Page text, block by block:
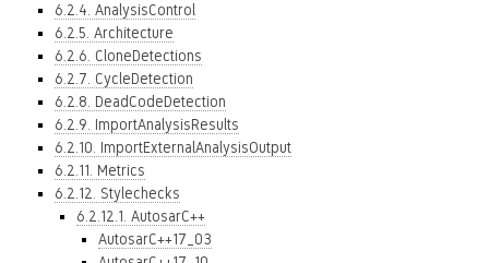
6.2.4. AnalysisControl
6.2.5. Architecture
6.2.6. CloneDetections
6.2.7. CycleDetection
6.2.8. DeadCodeDetection
6.2.9. ImportAnalysisResults
6.2.10. ImportExternalAnalysisOutput
6.2.11. Metrics
6.2.12. Stylechecks
6.2.12.1. AutosarC++
AutosarC++17_03